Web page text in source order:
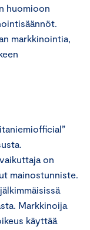
huomioon
markkinointia,
on
mainostunniste.
Markkinoija
käyttää